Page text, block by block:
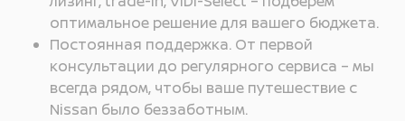
оптимальное решение для вашего бюджета.
Постоянная поддержка. От первой
консультации до регулярного сервиса – мы
всегда рядом, чтобы ваше путешествие с
Nissan было беззаботным.